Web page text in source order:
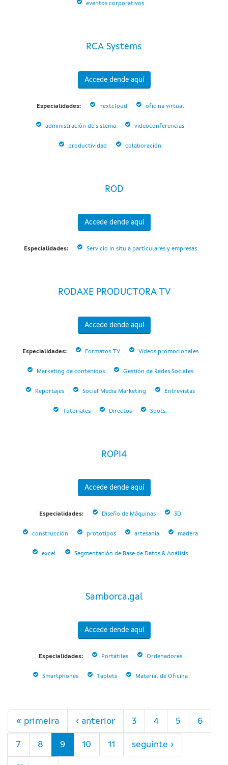
eventos corporativos
RCA Systems
Accede dende aquí
Especialidades: nextcloud oficina virtual
administración de sistema videoconferencias
productividad colaboración
ROD
Accede dende aquí
Especialidades: Servicio in situ a particulares y empresas
RODAXE PRODUCTORA TV
Accede dende aquí
Especialidades: Formatos TV Vídeos promocionales
Marketing de contenidos Gestión de Redes Sociales
Reportajes Social Media Marketing Entrevistas
Tutoriales Directos Spots.
ROPI4
Accede dende aquí
Especialidades: Diseño de Máquinas 3D
construcción prototipos artesanía madera
excel Segmentación de Base de Datos & Análisis
Samborca.gal
Accede dende aquí
Especialidades: Portátiles Ordenadores
Smartphones Tablets Material de Oficina
Páxinas
« primeira ‹ anterior 3 4 5 6
7 8 9 10 11 seguinte ›